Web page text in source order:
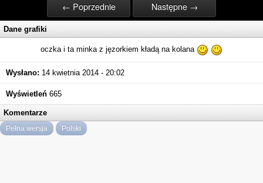
← Poprzednie Następne →
Dane grafiki
oczka i ta minka z jęzorkiem kładą na kolana
Wysłano: 14 kwietnia 2014 - 20:02
Wyświetleń 665
Komentarze
Pełna wersja Polski